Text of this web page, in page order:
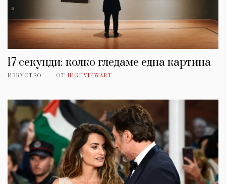
17 секунди: колко гледаме една картина
ИЗКУСТВО ОТ HIGHVIEWART